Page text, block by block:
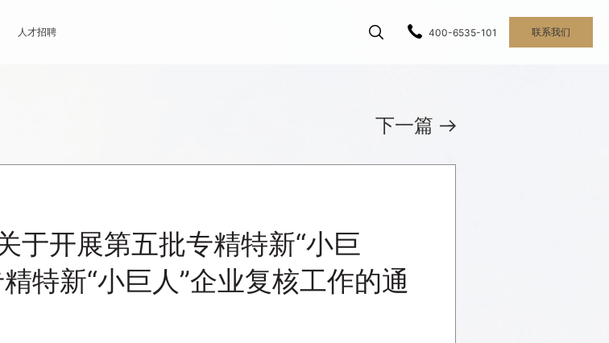
人才招聘 400-6535-101 联系我们
下一篇
于开展第五批专精特新“小巨
特新“小巨人”企业复核工作的通